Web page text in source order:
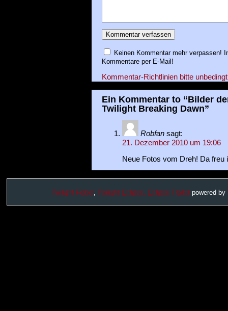
Keinen Kommentar mehr verpassen!
Kommentare per E-Mail!
Kommentar-Richtlinien bitte
Ein Kommentar to “Bilder
Twilight Breaking Dawn”
Robfan sagt:
21. Dezember 2010 um 19:06
Neue Fotos vom Dreh! Da freu
Twilight Fieber, Twilight Eclipse, Eclipse Trailer powered by